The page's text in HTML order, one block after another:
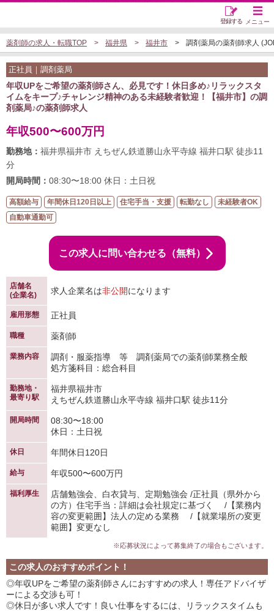
メニュー
登録する
薬剤師の求人・転職TOP 福井県 福井市 調剤薬局の薬剤師求人
正社員｜調剤薬局
年収UPをご希望の薬剤師さん、必見です！休日多め♪リラックスタ
イムをキープ♪チャレンジ精神のある未経験者歓迎！【福井市】の調
剤薬局♪の薬剤師求人
年収500〜600万円
勤務地： 福井県福井市 えちぜん鉄道勝山永平寺線 福井口駅 徒歩11
分
開局時間： 08:30〜18:00 休日：土日祝
高額給与 年間休日120日以上 住宅手当・支援 転勤なし
未経験者OK
自動車通勤可
この求人に問い合わせる（無料）
店舗名
(企業名)
求人企業名は非公開になります
雇用形態 正社員
職種 薬剤師
業務内容
調剤・服薬指導 等 調剤薬局での薬剤師業務全般
処方箋科目：総合科目
勤務地・
最寄り駅
福井県福井市
えちぜん鉄道勝山永平寺線 福井口駅 徒歩11分
開局時間
08:30〜18:00
休日：土日祝
休日 年間休日120日
給与 年収500〜600万円
福利厚生
店舗勉強会、白衣貸与、定期勉強会 /正社員（県外から
の方）住宅手当：詳細は会社規定に基づく /【業務内
容の変更範囲】法人の定める業務 /【就業場所の変更
範囲】変更なし
※応募状況によって募集終了の場合もございます。
この求人のおすすめポイント！
◎年収UPをご希望の薬剤師さんにおすすめの求人！専任アドバイザ
ーによる交渉も可！
◎休日が多い求人です！良い仕事をするには、リラックスタイムも